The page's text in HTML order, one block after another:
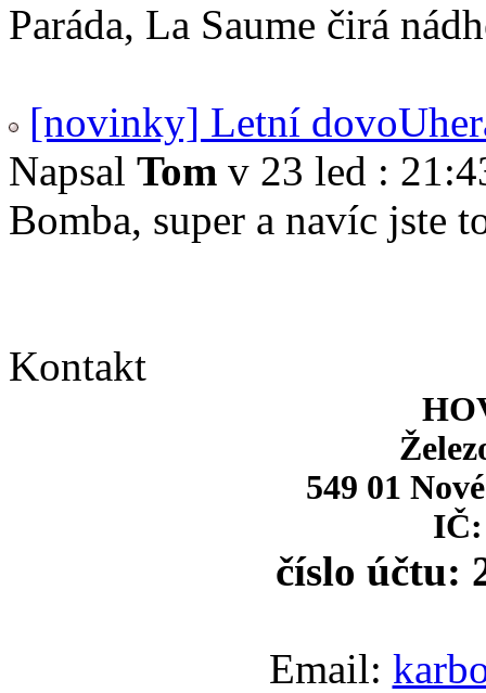
Paráda, La Saume čirá
[novinky] Letní
Napsal Tom v 23 led :
Bomba, super a navíc jste
Kontakt
549 01
IČ:
číslo účtu:
Email: